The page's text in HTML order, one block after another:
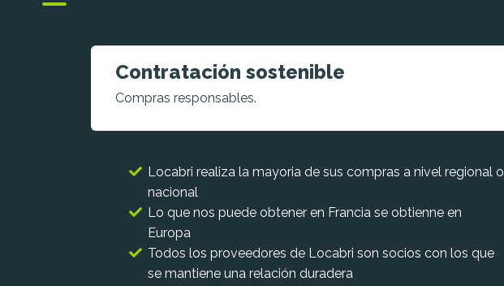
Contratación sostenible
Compras responsables.
Locabri realiza la mayoria de sus compras a nivel regional o
nacional
Lo que nos puede obtener en Francia se obtienne en
Europa
Todos los proveedores de Locabri son socios con los que
se mantiene una relación duradera